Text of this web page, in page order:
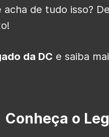
de tudo isso?
da DC e saiba
Conheça o